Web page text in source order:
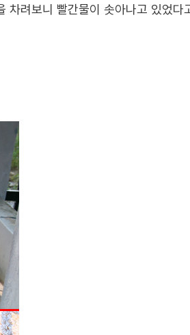
차려보니 빨간물이 솟아나고 있었다